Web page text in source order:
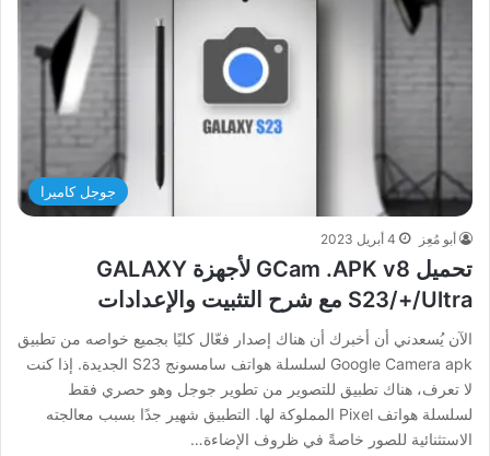
جوجل كاميرا
أبو مُعِز 4 أبريل 2023
تحميل GCam .APK v8 لأجهزة GALAXY
S23/+/Ultra مع شرح التثبيت والإعدادات
الآن يُسعدني أن أخبرك أن هناك إصدار فعّال كليًا بجميع خواصه من تطبيق
Google Camera apk لسلسلة هواتف سامسونج S23 الجديدة. إذا كنت
لا تعرف، هناك تطبيق للتصوير من تطوير جوجل وهو حصري فقط
لسلسلة هواتف Pixel المملوكة لها. التطبيق شهير جدًا بسبب معالجته
الاستثنائية للصور خاصةً في ظروف الإضاءة…